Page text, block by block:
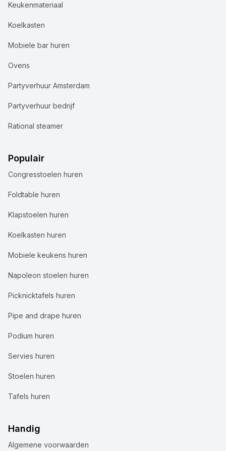
Keukenmateriaal
Koelkasten
Mobiele bar huren
Ovens
Partyverhuur Amsterdam
Partyverhuur bedrijf
Rational steamer
Populair
Congresstoelen huren
Foldtable huren
Klapstoelen huren
Koelkasten huren
Mobiele keukens huren
Napoleon stoelen huren
Picknicktafels huren
Pipe and drape huren
Podium huren
Servies huren
Stoelen huren
Tafels huren
Handig
Algemene voorwaarden